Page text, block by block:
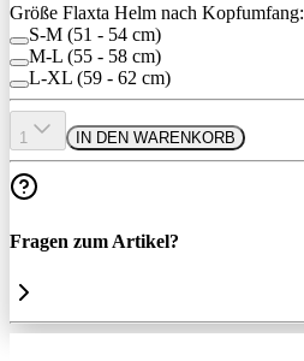
Größe Flaxta Helm nach Kopfumfang:
S-M (51 - 54 cm)
M-L (55 - 58 cm)
L-XL (59 - 62 cm)
1 IN DEN WARENKORB
Fragen zum Artikel?